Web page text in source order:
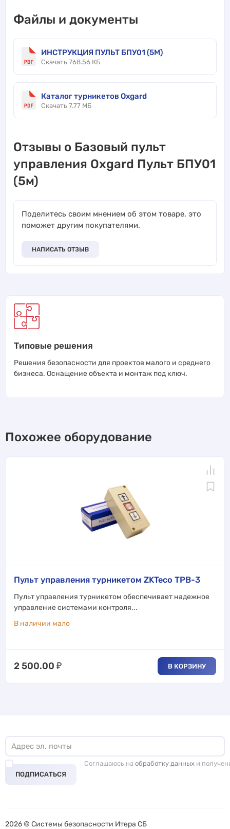
Файлы и документы
ИНСТРУКЦИЯ ПУЛЬТ БПУ01 (5М)
Скачать 768.56 КБ
Каталог турникетов Oxgard
Скачать 7.77 МБ
Отзывы о Базовый пульт
управления Oxgard Пульт БПУ01
(5м)
Поделитесь своим мнением об этом товаре, это
поможет другим покупателями.
НАПИСАТЬ ОТЗЫВ
Типовые решения
Решения безопасности для проектов малого и среднего
бизнеса. Оснащение объекта и монтаж под ключ.
Похожее оборудование
Пульт управления турникетом ZKTeco TPB-3
Пульт управления турникетом обеспечивает надежное
управление системами контроля...
В наличии мало
2 500.00 ₽ В КОРЗИНУ
ПОДПИСАТЬСЯ
Соглашаюсь на обработку данных и
2026 © Системы безопасности Итера СБ